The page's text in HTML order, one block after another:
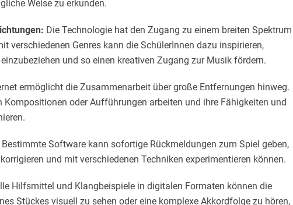
Weise zu erkunden.
Die Technologie hat den Zugang zu einem breiten Spektrum
verschiedenen Genres kann die SchülerInnen dazu inspirieren,
und so einen kreativen Zugang zur Musik fördern.
ermöglicht die Zusammenarbeit über große Entfernungen hinweg.
Kompositionen oder Aufführungen arbeiten und ihre Fähigkeiten und
Software kann sofortige Rückmeldungen zum Spiel geben,
und mit verschiedenen Techniken experimentieren können.
Hilfsmittel und Klangbeispiele in digitalen Formaten können die
Stückes visuell zu sehen oder eine komplexe Akkordfolge zu hören,